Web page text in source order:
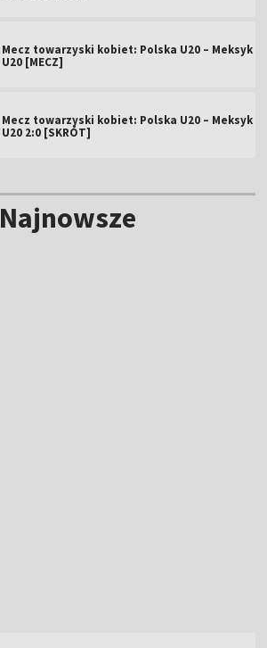
Mecz towarzyski kobiet: Polska U20 – Meksyk
U20 [MECZ]
Mecz towarzyski kobiet: Polska U20 – Meksyk
U20 2:0 [SKRÓT]
Najnowsze